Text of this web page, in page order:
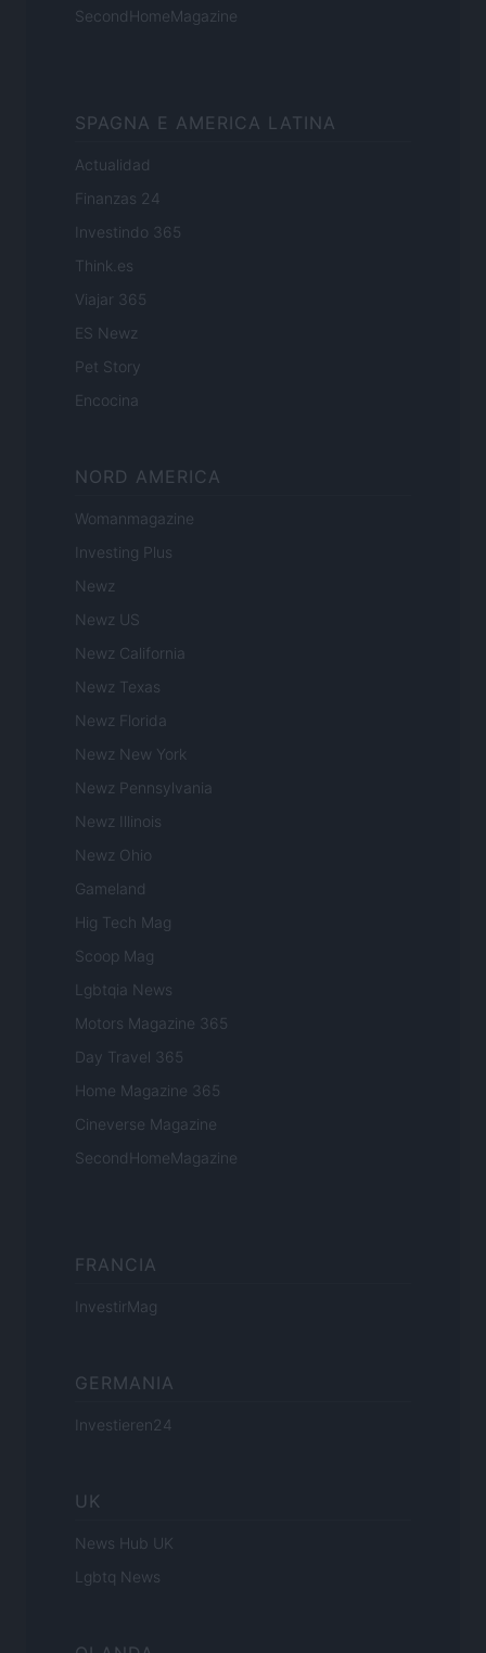
SecondHomeMagazine
SPAGNA E AMERICA LATINA
Actualidad
Finanzas 24
Investindo 365
Think.es
Viajar 365
ES Newz
Pet Story
Encocina
NORD AMERICA
Womanmagazine
Investing Plus
Newz
Newz US
Newz California
Newz Texas
Newz Florida
Newz New York
Newz Pennsylvania
Newz Illinois
Newz Ohio
Gameland
Hig Tech Mag
Scoop Mag
Lgbtqia News
Motors Magazine 365
Day Travel 365
Home Magazine 365
Cineverse Magazine
SecondHomeMagazine
FRANCIA
InvestirMag
GERMANIA
Investieren24
UK
News Hub UK
Lgbtq News